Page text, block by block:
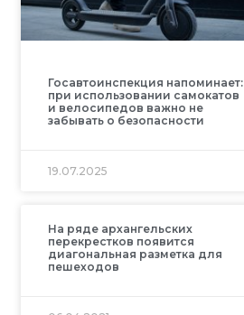
Госавтоинспекция напоминает:
при использовании самокатов
и велосипедов важно не
забывать о безопасности
19.07.2025
На ряде архангельских
перекрестков появится
диагональная разметка для
пешеходов